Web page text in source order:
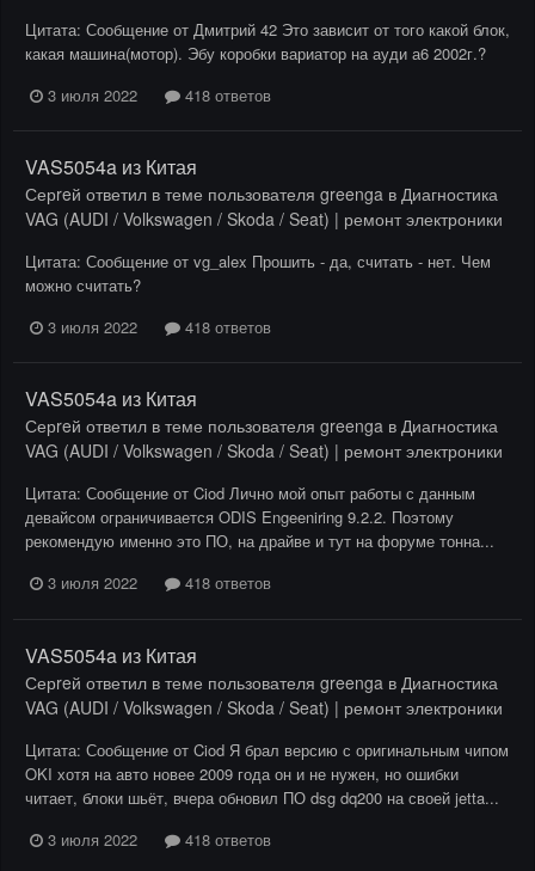
Цитата: Сообщение от Дмитрий 42 Это зависит от того какой блок,
какая машина(мотор). Эбу коробки вариатор на ауди а6 2002г.?
3 июля 2022
418 ответов
VAS5054a из Китая
Серreй ответил в теме пользователя greenga в Диагностика
VAG (AUDI / Volkswagen / Skoda / Seat) | ремонт электроники
Цитата: Сообщение от vg_alex Прошить - да, считать - нет. Чем
можно считать?
3 июля 2022
418 ответов
VAS5054a из Китая
Серreй ответил в теме пользователя greenga в Диагностика
VAG (AUDI / Volkswagen / Skoda / Seat) | ремонт электроники
Цитата: Сообщение от Ciod Лично мой опыт работы с данным
девайсом ограничивается ODIS Engeeniring 9.2.2. Поэтому
рекомендую именно это ПО, на драйве и тут на форуме тонна...
3 июля 2022
418 ответов
VAS5054a из Китая
Серreй ответил в теме пользователя greenga в Диагностика
VAG (AUDI / Volkswagen / Skoda / Seat) | ремонт электроники
Цитата: Сообщение от Ciod Я брал версию с оригинальным чипом
OKI хотя на авто новее 2009 года он и не нужен, но ошибки
читает, блоки шьёт, вчера обновил ПО dsg dq200 на своей jetta...
3 июля 2022
418 ответов